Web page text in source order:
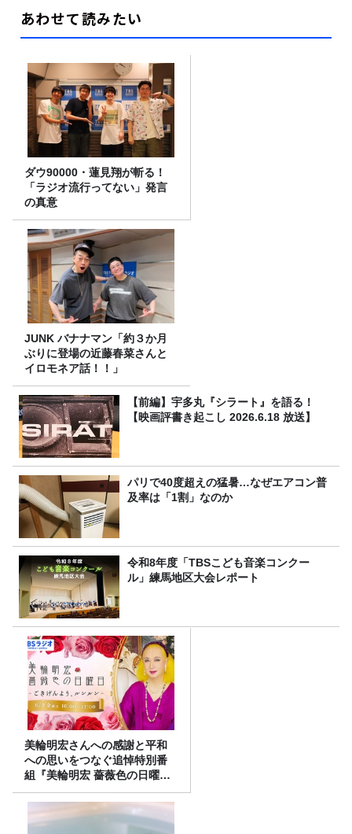
あわせて読みたい
ダウ90000・蓮見翔が斬る！
「ラジオ流行ってない」発言
の真意
JUNK バナナマン「約３か月
ぶりに登場の近藤春菜さんと
イロモネア話！！」
【前編】宇多丸『シラート』を語る！
【映画評書き起こし 2026.6.18 放送】
パリで40度超えの猛暑…なぜエアコン普
及率は「1割」なのか
令和8年度「TBSこども音楽コンクー
ル」練馬地区大会レポート
美輪明宏さんへの感謝と平和
への思いをつなぐ追悼特別番
組『美輪明宏 薔薇色の日曜日
～ごきげんよう、ルンルン
～』8/9（日）16時放送